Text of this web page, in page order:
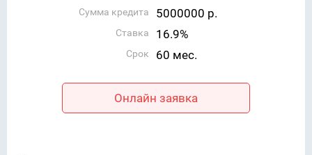
Сумма кредита 5000000 р.
Ставка 16.9%
Срок 60 мес.
Онлайн заявка